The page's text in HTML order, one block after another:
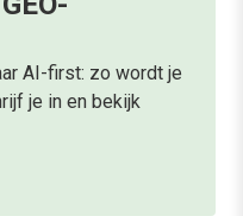
AI-first: zo wordt je
je in en bekijk